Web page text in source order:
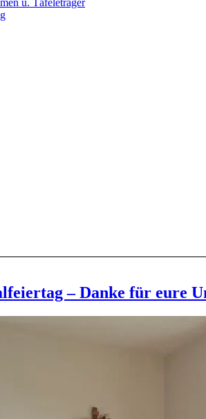
u. Täfeleträger
– Danke für eure